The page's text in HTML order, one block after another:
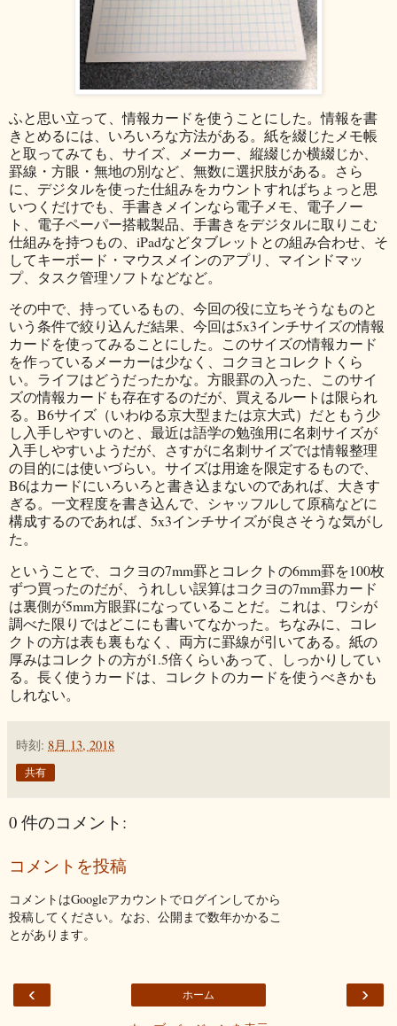
ふと思い立って、情報カードを使うことにした。情報を書
きとめるには、いろいろな方法がある。紙を綴じたメモ帳
と取ってみても、サイズ、メーカー、縦綴じか横綴じか、
罫線・方眼・無地の別など、無数に選択肢がある。さら
に、デジタルを使った仕組みをカウントすればちょっと思
いつくだけでも、手書きメインなら電子メモ、電子ノー
ト、電子ペーパー搭載製品、手書きをデジタルに取りこむ
仕組みを持つもの、iPadなどタブレットとの組み合わせ、そ
してキーボード・マウスメインのアプリ、マインドマッ
プ、タスク管理ソフトなどなど。
その中で、持っているもの、今回の役に立ちそうなものと
いう条件で絞り込んだ結果、今回は5x3インチサイズの情報
カードを使ってみることにした。このサイズの情報カード
を作っているメーカーは少なく、コクヨとコレクトくら
い。ライフはどうだったかな。方眼罫の入った、このサイ
ズの情報カードも存在するのだが、買えるルートは限られ
る。B6サイズ（いわゆる京大型または京大式）だともう少
し入手しやすいのと、最近は語学の勉強用に名刺サイズが
入手しやすいようだが、さすがに名刺サイズでは情報整理
の目的には使いづらい。サイズは用途を限定するもので、
B6はカードにいろいろと書き込まないのであれば、大きす
ぎる。一文程度を書き込んで、シャッフルして原稿などに
構成するのであれば、5x3インチサイズが良さそうな気がし
た。
ということで、コクヨの7mm罫とコレクトの6mm罫を100枚
ずつ買ったのだが、うれしい誤算はコクヨの7mm罫カード
は裏側が5mm方眼罫になっていることだ。これは、ワシが
調べた限りではどこにも書いてなかった。ちなみに、コレ
クトの方は表も裏もなく、両方に罫線が引いてある。紙の
厚みはコレクトの方が1.5倍くらいあって、しっかりしてい
る。長く使うカードは、コレクトのカードを使うべきかも
しれない。
時刻: 8月 13, 2018
共有
0 件のコメント:
コメントを投稿
コメントはGoogleアカウントでログインしてから
投稿してください。なお、公開まで数年かかるこ
とがあります。
‹ ›
ホーム